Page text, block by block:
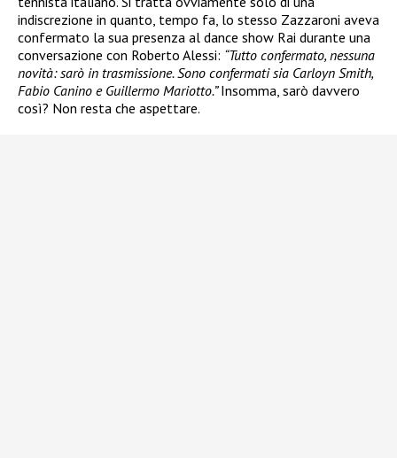
indiscrezione in quanto, tempo fa, lo stesso Zazzaroni aveva
confermato la sua presenza al dance show Rai durante una
conversazione con Roberto Alessi: “Tutto confermato, nessuna
novità: sarò in trasmissione. Sono confermati sia Carloyn Smith,
Fabio Canino e Guillermo Mariotto.”Insomma, sarò davvero
così? Non resta che aspettare.